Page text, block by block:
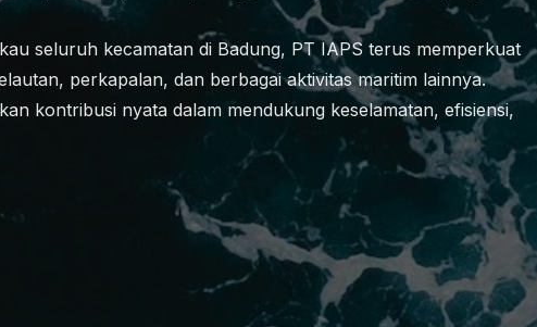
seluruh kecamatan di Badung, PT IAPS terus memperkuat
perkapalan, dan berbagai aktivitas maritim lainnya.
kontribusi nyata dalam mendukung keselamatan, efisiensi,